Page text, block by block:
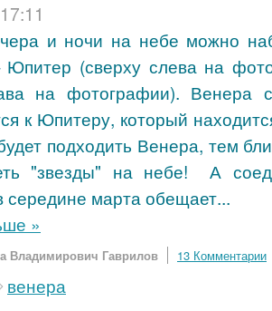
и ночи на небе можно
(сверху слева на
на фотографии). Венера
к Юпитеру, который
подходить Венера, тем
"звезды" на небе! А
марта обещает...
»
Владимирович Гаврилов 13 Комментарии
венера